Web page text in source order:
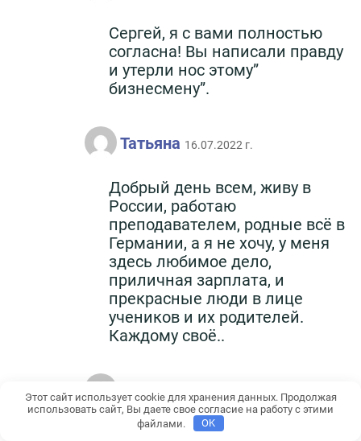
Сергей, я с вами полностью
согласна! Вы написали правду
и утерли нос этому”
бизнесмену”.
Татьяна 16.07.2022 г.
Добрый день всем, живу в
России, работаю
преподавателем, родные всё в
Германии, а я не хочу, у меня
здесь любимое дело,
приличная зарплата, и
прекрасные люди в лице
учеников и их родителей.
Каждому своё..
Аноним
Отлично написали, на 100%
Этот сайт использует cookie для хранения данных. Продолжая
использовать сайт, Вы даете свое согласие на работу с этими
файлами.
OK